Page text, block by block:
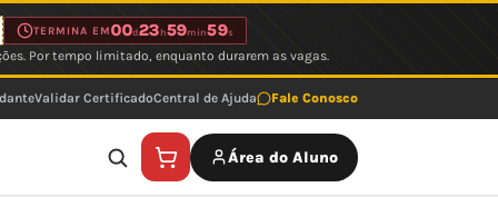
TERMINA EM00d23 h59min59s
Por tempo limitado, enquanto durarem as vagas.
Validar CertificadoCentral de Ajuda Fale Conosco
Área do Aluno